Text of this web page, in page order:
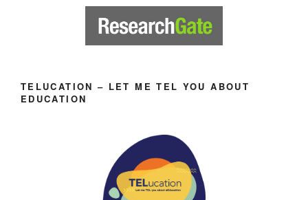
TELUCATION – LET ME TEL YOU ABOUT
EDUCATION